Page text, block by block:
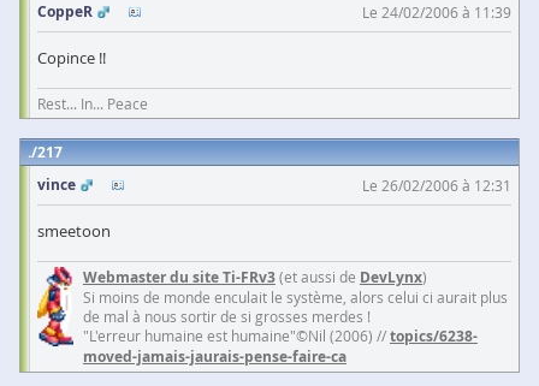
CoppeR
Le 24/02/2006 à 11:39
Copince !!
Rest... In... Peace
217
vince
Le 26/02/2006 à 12:31
smeetoon
Webmaster du site Ti-FRv3(et aussi de DevLynx)
Si moins de monde enculait le système, alors celui ci aurait plus
de mal à nous sortir de si grosses merdes !
"L'erreur humaine est humaine"©Nil (2006) //topics/6238-
moved-jamais-jaurais-pense-faire-ca